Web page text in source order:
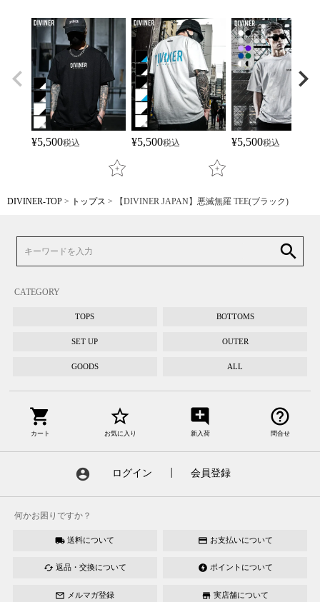
¥5,500税込 ¥5,500税込 ¥5,500税込
DIVINER-TOP トップス 【DIVINER JAPAN】悪滅無羅 TEE(ブラック)
search
CATEGORY
TOPS BOTTOMS
SET UP OUTER
GOODS ALL
shopping_cart
カート
star_border
お気に入り
add_comment
新入荷
help_outline
問合せ
account_circle ログイン 会員登録
何かお困りですか？
local_shipping 送料について credit_card お支払いについて
cached 返品・交換について offline_bolt ポイントについて
mail_outline メルマガ登録 store 実店舗について